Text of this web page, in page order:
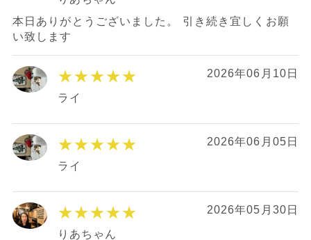
本日ありがとうございました。 引き続き宜しくお願
い致します
★★★★★ 2026年06月10日
ライ
★★★★★ 2026年06月05日
ライ
★★★★★ 2026年05月30日
りあちゃん